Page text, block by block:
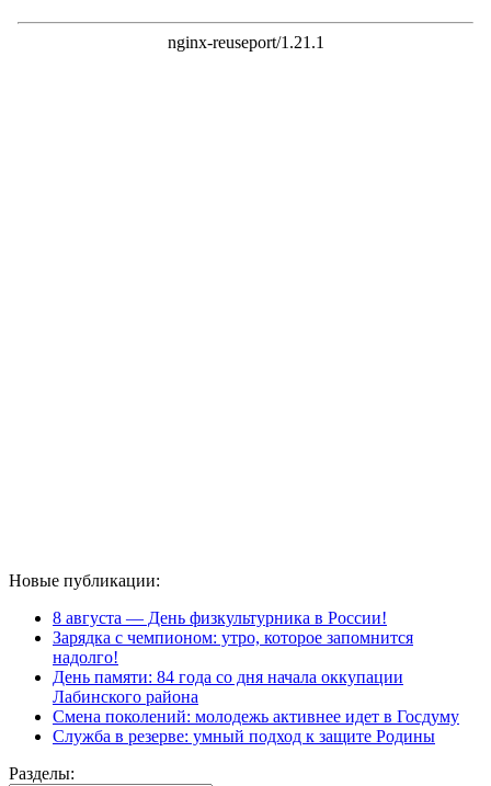
Новые публикации:
8 августа — День физкультурника в России!
Зарядка с чемпионом: утро, которое запомнится
надолго!
День памяти: 84 года со дня начала оккупации
Лабинского района
Смена поколений: молодежь активнее идет в Госдуму
Служба в резерве: умный подход к защите Родины
Разделы: